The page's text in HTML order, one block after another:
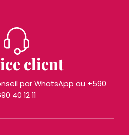
client
par WhatsApp au +590
40 12 11